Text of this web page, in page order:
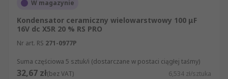
wsparcie dla Twoich aplikacji. Dzięki bogatej
ofercie RS możesz mieć pewność, że dobierzesz
trwały kondensator ceramiczny idealnie
spełniający wymagania Twojego układu.
W magazynie
Kondensator ceramiczny wielowarstwowy 100 μF
16V dc X5R 20 % RS PRO
Nr art. RS 271-0977P
Suma częściowa 5 sztuk/i (dostarczane w postaci ciągłej taśmy)
32,67 zł(bez VAT) 6,534 zł/sztuka